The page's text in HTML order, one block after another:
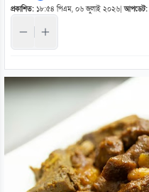
প্রকাশিত: ১৮:৫৪ পিএম, ০৬ জুলাই ২০২৬ |আপডেট: